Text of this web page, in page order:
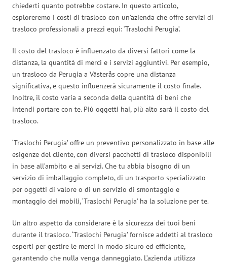
chiederti quanto potrebbe costare. In questo articolo,
esploreremo i costi di trasloco con un’azienda che offre servizi di
trasloco professionali a prezzi equi: ‘Traslochi Perugia’.
Il costo del trasloco è influenzato da diversi fattori come la
distanza, la quantità di merci e i servizi aggiuntivi. Per esempio,
un trasloco da Perugia a Västerås copre una distanza
significativa, e questo influenzerà sicuramente il costo finale.
Inoltre, il costo varia a seconda della quantità di beni che
intendi portare con te. Più oggetti hai, più alto sarà il costo del
trasloco.
‘Traslochi Perugia’ offre un preventivo personalizzato in base alle
esigenze del cliente, con diversi pacchetti di trasloco disponibili
in base all’ambito e ai servizi. Che tu abbia bisogno di un
servizio di imballaggio completo, di un trasporto specializzato
per oggetti di valore o di un servizio di smontaggio e
montaggio dei mobili, ‘Traslochi Perugia’ ha la soluzione per te.
Un altro aspetto da considerare è la sicurezza dei tuoi beni
durante il trasloco. ‘Traslochi Perugia’ fornisce addetti al trasloco
esperti per gestire le merci in modo sicuro ed efficiente,
garantendo che nulla venga danneggiato. L’azienda utilizza